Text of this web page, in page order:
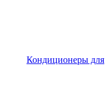
Кондиционеры для